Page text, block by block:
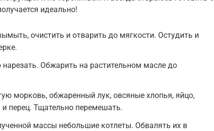
идеально!
очистить и отварить до мягкости. Остудить и
Обжарить на растительном масле до
морковь, обжаренный лук, овсяные хлопья, яйцо,
перец. Тщательно перемешать.
массы небольшие котлеты. Обвалять их в